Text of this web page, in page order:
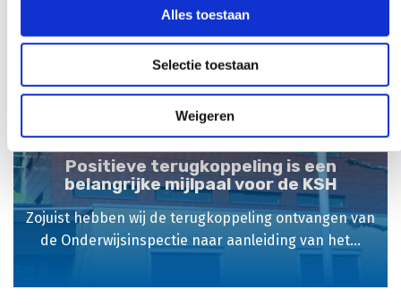
Alles toestaan
Selectie toestaan
Weigeren
Positieve terugkoppeling is een
belangrijke mijlpaal voor de KSH
Zojuist hebben wij de terugkoppeling ontvangen van
de Onderwijsinspectie naar aanleiding van het...